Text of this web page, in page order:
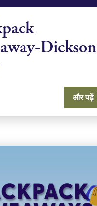
Dickson
और पढ़ें